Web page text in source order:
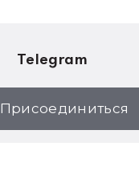
Telegram
Присоединиться